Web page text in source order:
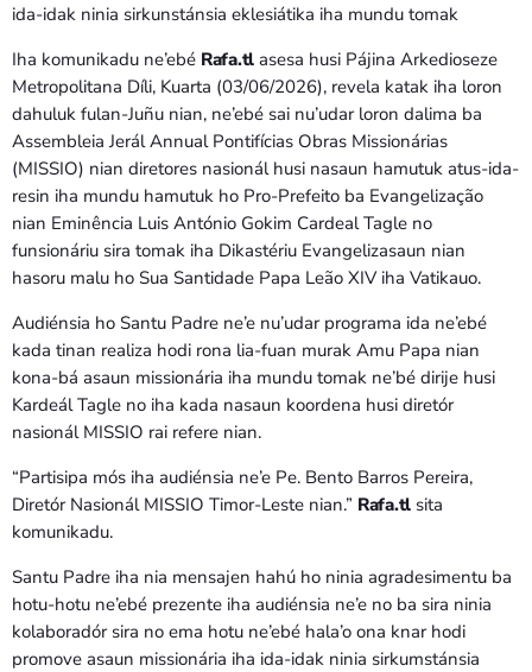
ida-idak ninia sirkunstánsia eklesiátika iha mundu tomak
Iha komunikadu ne’ebé Rafa.tl asesa husi Pájina Arkedioseze
Metropolitana Díli, Kuarta (03/06/2026), revela katak iha loron
dahuluk fulan-Juñu nian, ne’ebé sai nu’udar loron dalima ba
Assembleia Jerál Annual Pontifícias Obras Missionárias
(MISSIO) nian diretores nasionál husi nasaun hamutuk atus-ida-
resin iha mundu hamutuk ho Pro-Prefeito ba Evangelização
nian Eminência Luis António Gokim Cardeal Tagle no
funsionáriu sira tomak iha Dikastériu Evangelizasaun nian
hasoru malu ho Sua Santidade Papa Leão XIV iha Vatikauo.
Audiénsia ho Santu Padre ne’e nu’udar programa ida ne’ebé
kada tinan realiza hodi rona lia-fuan murak Amu Papa nian
kona-bá asaun missionária iha mundu tomak ne’bé dirije husi
Kardeál Tagle no iha kada nasaun koordena husi diretór
nasionál MISSIO rai refere nian.
“Partisipa mós iha audiénsia ne’e Pe. Bento Barros Pereira,
Diretór Nasionál MISSIO Timor-Leste nian.” Rafa.tlsita
komunikadu.
Santu Padre iha nia mensajen hahú ho ninia agradesimentu ba
hotu-hotu ne’ebé prezente iha audiénsia ne’e no ba sira ninia
kolaboradór sira no ema hotu ne’ebé hala’o ona knar hodi
promove asaun missionária iha ida-idak ninia sirkumstánsia